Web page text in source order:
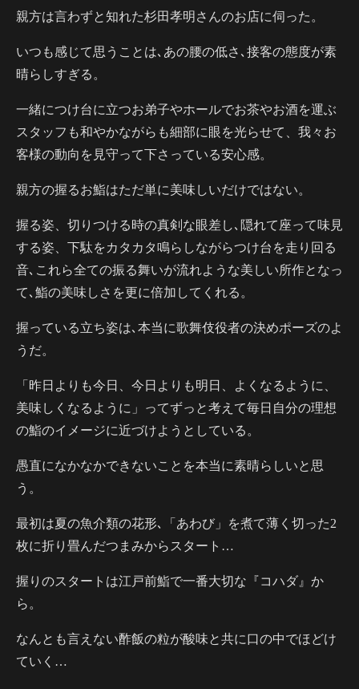
親方は言わずと知れた杉田孝明さんのお店に伺った。
いつも感じて思うことは､あの腰の低さ､接客の態度が素
晴らしすぎる。
一緒につけ台に立つお弟子やホールでお茶やお酒を運ぶ
スタッフも和やかながらも細部に眼を光らせて、我々お
客様の動向を見守って下さっている安心感。
親方の握るお鮨はただ単に美味しいだけではない。
握る姿、切りつける時の真剣な眼差し､隠れて座って味見
する姿、下駄をカタカタ鳴らしながらつけ台を走り回る
音､これら全ての振る舞いが流れような美しい所作となっ
て､鮨の美味しさを更に倍加してくれる。
握っている立ち姿は､本当に歌舞伎役者の決めポーズのよ
うだ。
「昨日よりも今日、今日よりも明日、よくなるように、
美味しくなるように」ってずっと考えて毎日自分の理想
の鮨のイメージに近づけようとしている。
愚直になかなかできないことを本当に素晴らしいと思
う。
最初は夏の魚介類の花形､「あわび」を煮て薄く切った2
枚に折り畳んだつまみからスタート…
握りのスタートは江戸前鮨で一番大切な『コハダ』か
ら。
なんとも言えない酢飯の粒が酸味と共に口の中でほどけ
ていく…